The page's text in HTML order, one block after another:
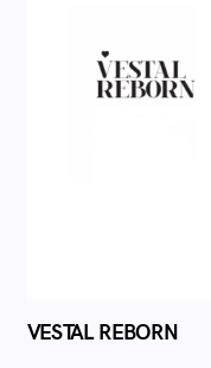
VESTAL REBORN